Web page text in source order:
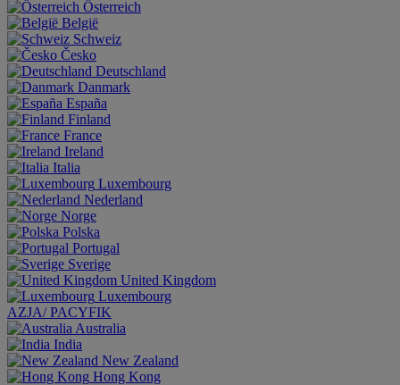
Österreich
België
Schweiz
Česko
Deutschland
Danmark
España
Finland
France
Ireland
Italia
Luxembourg
Nederland
Norge
Polska
Portugal
Sverige
United Kingdom
Luxembourg
AZJA/ PACYFIK
Australia
India
New Zealand
Hong Kong